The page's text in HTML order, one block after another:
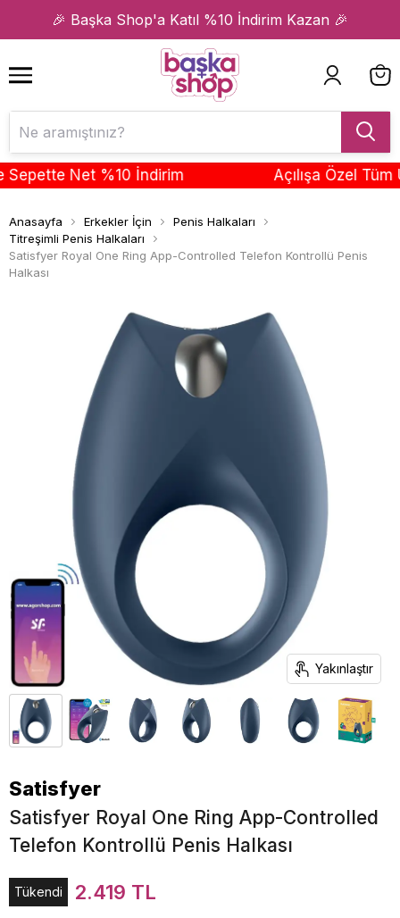
🎉 Başka Shop'a Katıl %10 İndirim Kazan 🎉
1 2
Net %10 İndirim Açılışa Özel Tüm
Anasayfa Erkekler İçin
Penis Halkaları
Titreşimli Penis Halkaları
Satisfyer Royal One Ring App-Controlled Telefon Kontrollü Penis
Halkası
Yakınlaştır
Satisfyer
Satisfyer Royal One Ring App-Controlled
Telefon Kontrollü Penis Halkası
Tükendi 2.419 TL